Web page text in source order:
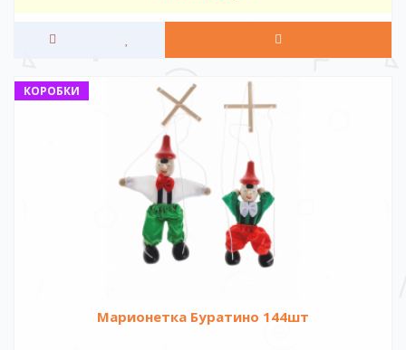
КОРОБКИ
Марионетка Буратино 144шт